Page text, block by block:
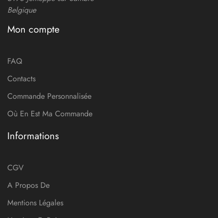
Belgique
Mon compte
FAQ
Contacts
Commande Personnalisée
Où En Est Ma Commande
Informations
CGV
A Propos De
Mentions Légales